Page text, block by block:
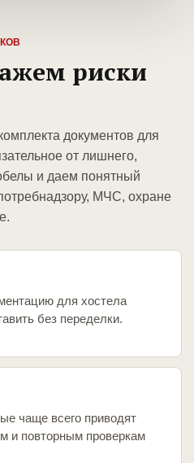
риски
документов для
от лишнего,
и даем понятный
МЧС, охране
для хостела
без переделки.
чаще всего приводят
и повторным проверкам